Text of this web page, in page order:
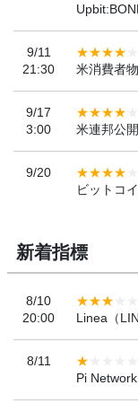
9/11
21:30
米消費者
9/17
3:00
米連邦公
9/20
ビットコ
新着指標
8/10
20:00
Linea（
8/11
Pi